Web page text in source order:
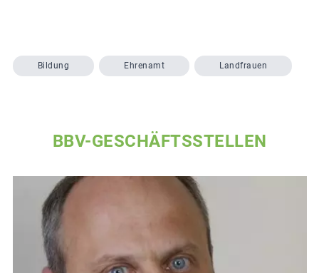
Bildung Ehrenamt Landfrauen
BBV-GESCHÄFTSSTELLEN